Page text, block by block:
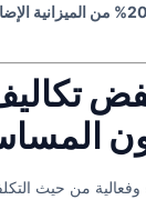
وفعالية من حيث